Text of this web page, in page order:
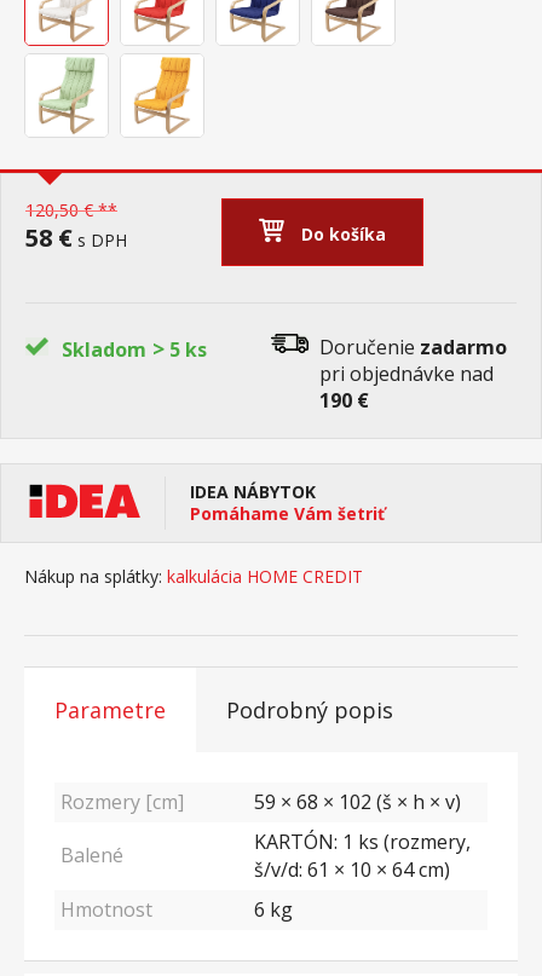
120,50 € **
58 € s DPH Do košíka
Skladom > 5 ks Doručenie zadarmo
pri objednávke nad
190 €
IDEA NÁBYTOK
Pomáhame Vám šetriť
Nákup na splátky: kalkulácia HOME CREDIT
Parametre Podrobný popis
Rozmery [cm]
59 × 68 × 102 (š × h × v)
Balené
KARTÓN: 1 ks (rozmery,
š/v/d: 61 × 10 × 64 cm)
Hmotnost
6 kg